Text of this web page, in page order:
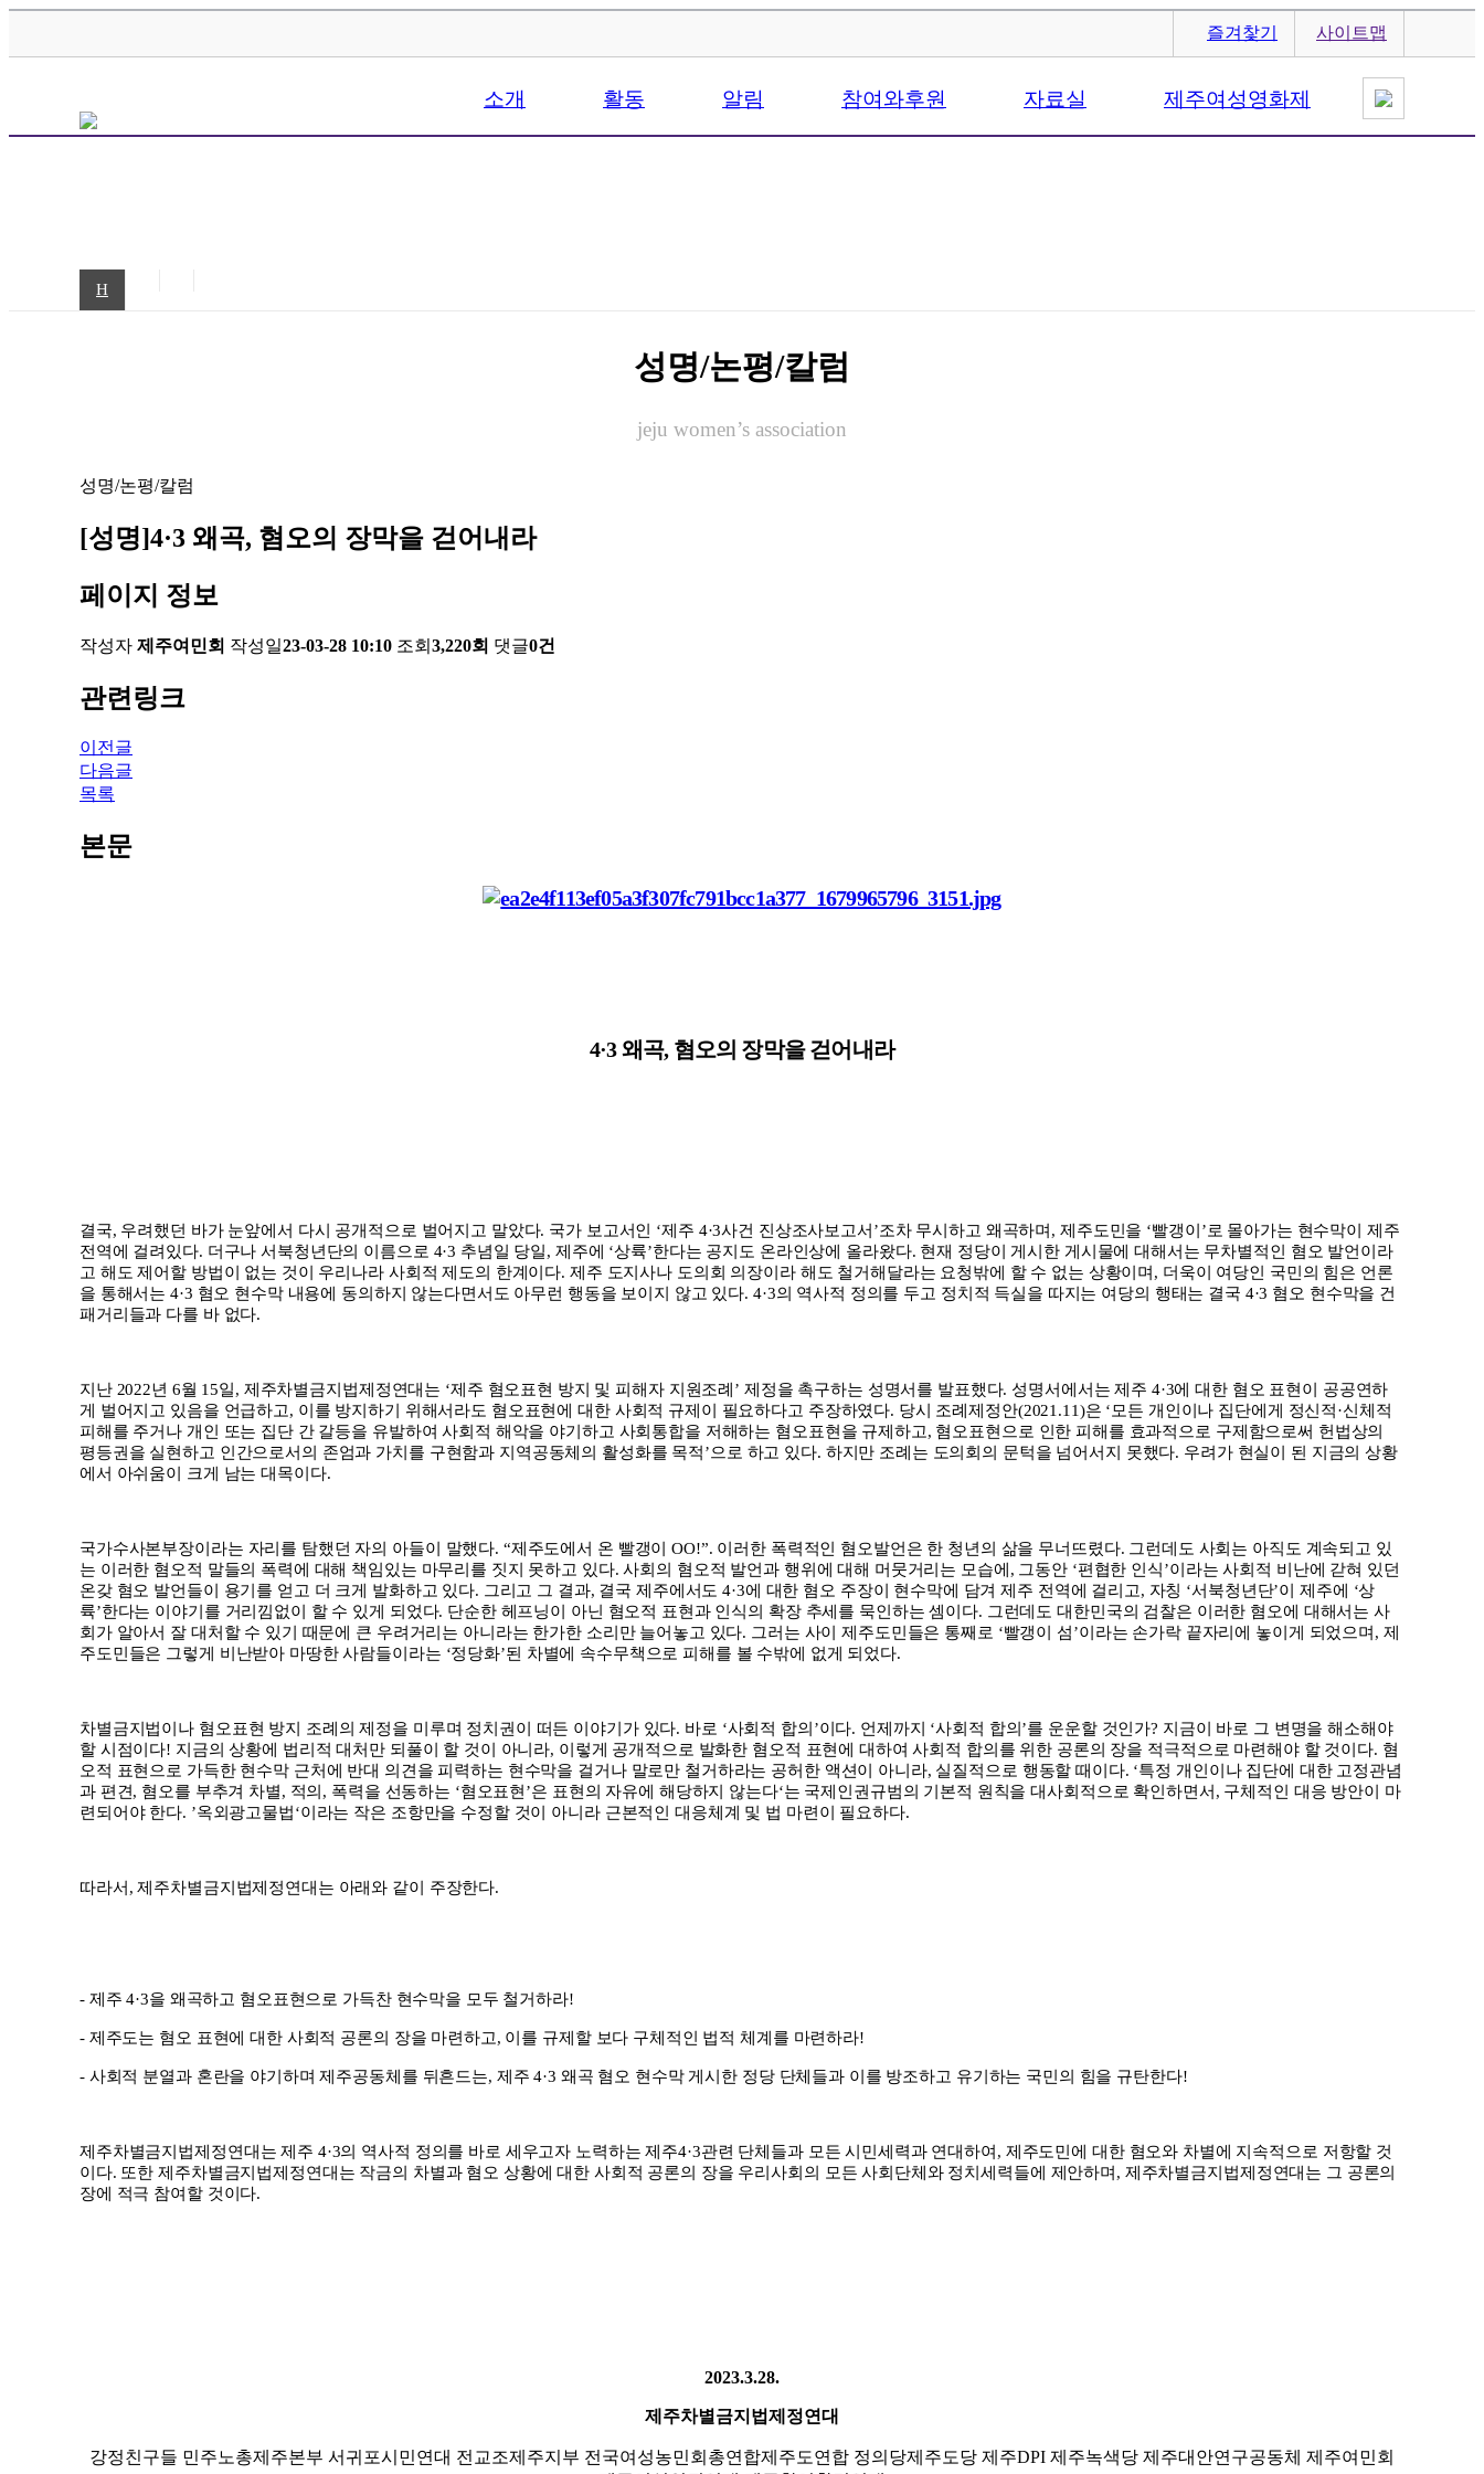
즐겨찿기 사이트맵
소개 활동 알림 참여와후원 자료실 제주여성영화제
H
성명/논평/칼럼
jeju women’s association
성명/논평/칼럼
[성명]4·3 왜곡, 혐오의 장막을 걷어내라
페이지 정보
작성자 제주여민회 작성일23-03-28 10:10 조회 3,220회 댓글0건
관련링크
이전글
다음글
목록
본문
4·3왜곡, 혐오의 장막을 걷어내라
결국, 우려했던 바가 눈앞에서 다시 공개적으로 벌어지고 말았다. 국가 보고서인 ‘제주 4·3사건 진상조사보고서 ’조차 무시하고 왜곡하며 , 제주도민을 ‘빨갱이 ’로 몰아가는 현수막이 제주
전역에 걸려있다. 더구나 서북청년단의 이름으로 4·3 추념일 당일, 제주에 ‘상륙’한다는 공지도 온라인상에 올라왔다. 현재 정당이 게시한 게시물에 대해서는 무차별적인 혐오 발언이라
고 해도 제어할 방법이 없는 것이 우리나라 사회적 제도의 한계이다. 제주 도지사나 도의회 의장이라 해도 철거해달라는 요청밖에 할 수 없는 상황이며 , 더욱이 여당인 국민의 힘은 언론
을 통해서는4·3 혐오 현수막 내용에 동의하지 않는다면서도 아무런 행동을 보이지 않고 있다. 4·3의 역사적 정의를 두고 정치적 득실을 따지는 여당의 행태는 결국 4·3 혐오 현수막을 건
패거리들과 다를 바 없다.
지난 2022년 6월 15일, 제주차별금지법제정연대는 ‘제주 혐오표현 방지 및 피해자 지원조례 ’ 제정을 촉구하는 성명서를 발표했다. 성명서에서는 제주 4·3에 대한 혐오 표현이 공공연하
게 벌어지고 있음을 언급하고, 이를 방지하기 위해서라도 혐오표현에 대한 사회적 규제이 필요하다고 주장하였다. 당시 조례제정안(2021.11)은 ‘모든 개인이나 집단에게 정신적·신체적
피해를 주거나 개인 또는 집단 간 갈등을 유발하여 사회적 해악을 야기하고 사회통합을 저해하는 혐오표현을 규제하고, 혐오표현으로 인한 피해를 효과적으로 구제함으로써 헌법상의
평등권을 실현하고 인간으로서의 존엄과 가치를 구현함과 지역공동체의 활성화를 목적’으로 하고 있다. 하지만 조례는 도의회의 문턱을 넘어서지 못했다. 우려가 현실이 된 지금의 상황
에서 아쉬움이 크게 남는 대목이다.
국가수사본부장이라는 자리를 탐했던 자의 아들이 말했다. “제주도에서 온 빨갱이OO!”. 이러한 폭력적인 혐오발언은 한 청년의 삶을 무너뜨렸다. 그런데도 사회는 아직도 계속되고 있
는 이러한 혐오적 말들의 폭력에 대해 책임있는 마무리를 짓지 못하고 있다.사회의 혐오적 발언과 행위에 대해 머뭇거리는 모습에 , 그동안 ‘편협한 인식’이라는 사회적 비난에 갇혀 있던
온갖 혐오 발언들이 용기를 얻고 더 크게 발화하고 있다. 그리고 그 결과, 결국 제주에서도4·3에 대한 혐오 주장이 현수막에 담겨 제주 전역에 걸리고, 자칭 ‘서북청년단’이 제주에 ‘상
륙’한다는 이야기를 거리낌없이 할 수 있게 되었다. 단순한 헤프닝이 아닌 혐오적 표현과 인식의 확장 추세를 묵인하는 셈이다. 그런데도 대한민국의 검찰은 이러한 혐오에 대해서는 사
회가 알아서 잘 대처할 수 있기 때문에 큰 우려거리는 아니라는 한가한 소리만 늘어놓고 있다. 그러는 사이 제주도민들은 통째로 ‘빨갱이 섬’이라는 손가락 끝자리에 놓이게 되었으며 , 제
주도민들은 그렇게 비난받아 마땅한 사람들이라는 ‘정당화’된 차별에 속수무책으로 피해를 볼 수밖에 없게 되었다.
차별금지법이나 혐오표현 방지 조례의 제정을 미루며 정치권이 떠든 이야기가 있다. 바로 ‘사회적 합의 ’이다. 언제까지 ‘사회적 합의 ’를 운운할 것인가? 지금이 바로 그 변명을 해소해야
할 시점이다! 지금의 상황에 법리적 대처만 되풀이 할 것이 아니라, 이렇게 공개적으로 발화한 혐오적 표현에 대하여 사회적 합의를 위한 공론의 장을 적극적으로 마련해야 할 것이다. 혐
오적 표현으로 가득한 현수막 근처에 반대 의견을 피력하는 현수막을 걸거나 말로만 철거하라는 공허한 액션이 아니라, 실질적으로 행동할 때이다. ‘특정 개인이나 집단에 대한 고정관념
과 편견, 혐오를 부추겨 차별, 적의 , 폭력을 선동하는 ‘혐오표현 ’은 표현의 자유에 해당하지 않는다‘는 국제인권규범의 기본적 원칙을 대사회적으로 확인하면서 , 구체적인 대응 방안이 마
련되어야 한다. ’옥외광고물법‘이라는 작은 조항만을 수정할 것이 아니라 근본적인 대응체계 및 법 마련이 필요하다.
따라서 ,제주차별금지법제정연대는 아래와 같이 주장한다.
- 제주4·3을 왜곡하고 혐오표현으로 가득찬 현수막을 모두 철거하라!
- 제주도는 혐오 표현에 대한 사회적 공론의 장을 마련하고, 이를 규제할 보다 구체적인 법적 체계를 마련하라!
- 사회적 분열과 혼란을 야기하며 제주공동체를 뒤흔드는, 제주4·3 왜곡 혐오 현수막 게시한 정당 단체들과 이를 방조하고 유기하는 국민의 힘을 규탄한다!
제주차별금지법제정연대는 제주 4·3의 역사적 정의를 바로 세우고자 노력하는 제주4·3관련 단체들과 모든 시민세력과 연대하여 , 제주도민에 대한 혐오와 차별에 지속적으로 저항할 것
이다. 또한 제주차별금지법제정연대는 작금의 차별과 혐오 상황에 대한 사회적 공론의 장을 우리사회의 모든 사회단체와 정치세력들에 제안하며 , 제주차별금지법제정연대는 그 공론의
장에 적극 참여할 것이다.
2023.3.28.
제주차별금지법제정연대
강정친구들 민주노총제주본부 서귀포시민연대 전교조제주지부 전국여성농민회총연합제주도연합 정의당제주도당 제주DPI 제주녹색당 제주대안연구공동체 제주여민회